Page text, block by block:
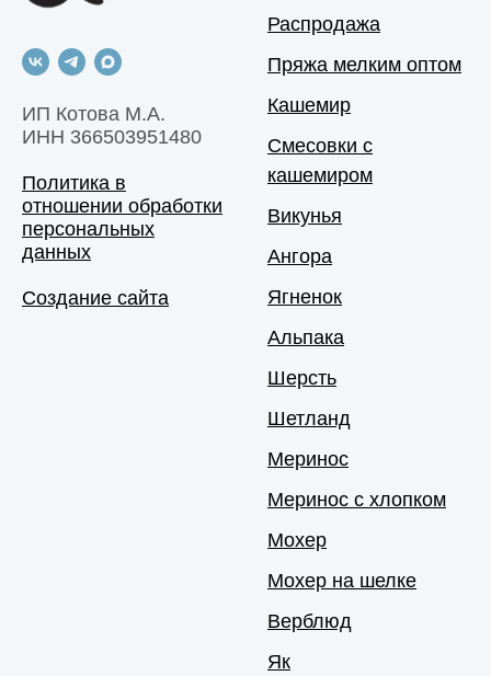
ИП Котова М.А.
ИНН 366503951480
Политика в
отношении обработки
персональных
данных
Создание сайта
Распродажа
Пряжа мелким оптом
Кашемир
Смесовки с
кашемиром
Викунья
Ангора
Ягненок
Альпака
Шерсть
Шетланд
Меринос
Меринос с хлопком
Мохер
Мохер на шелке
Верблюд
Як